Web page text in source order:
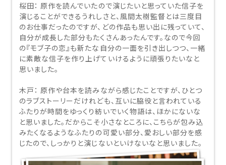
桜田： 原作を読んでいたので演じたいと思っていた信子を
演じることができるうれしさと、風間太樹監督とは三度目
のお仕事だったのですが、どの作品も思い出に残っていて、
自分が成長した部分もたくさんあったんです。なので今回
の『モブ子の恋』も新たな自分の一面を引き出しつつ、一緒
に素敵な信子を作り上げていけるように頑張りたいなと
思いました。
木戸： 原作や台本を読みながら感じたことですが、ひとつ
のラブストーリーだけれども、互いに脇役と言われている
ふたりが時間をゆっくり紡いでいく物語は、ほかにないな
と思いました。だからこそ小さなところに、こちらが包み込
みたくなるようなふたりの可愛い部分、愛おしい部分を感
じたので、しっかりと演じないといけないなと思いました。